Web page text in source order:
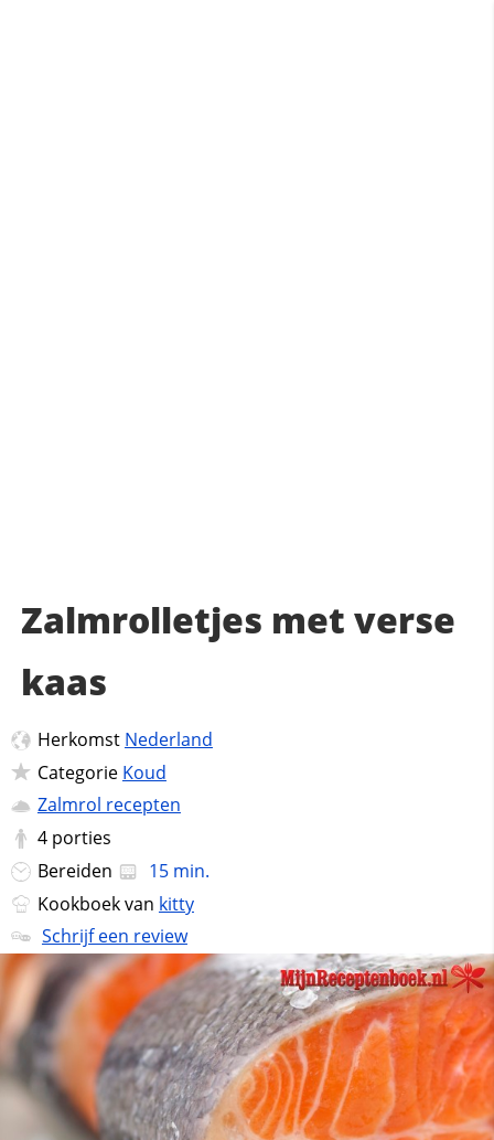
Zalmrolletjes met verse
kaas
Herkomst Nederland
Categorie Koud
Zalmrol recepten
4 porties
Bereiden
15 min.
Kookboek van kitty
Schrijf een review